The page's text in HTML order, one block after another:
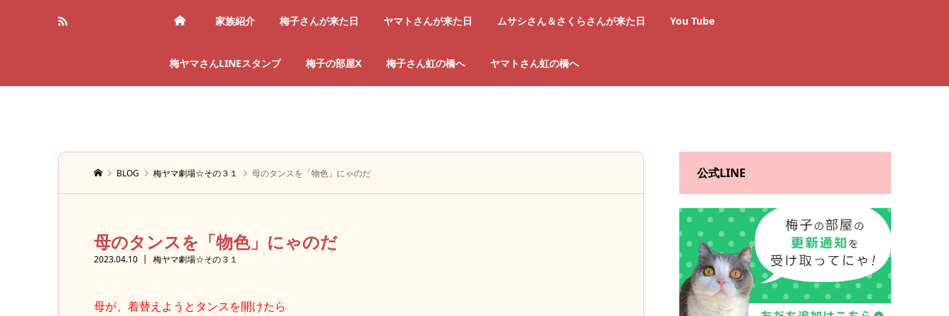
家族紹介 梅子さんが来た日 ヤマトさんが来た日 ムサシさん＆さくらさんが来た日 You Tube
梅ヤマさんLINEスタンプ 梅子の部屋X 梅子さん虹の橋へ ヤマトさん虹の橋へ
BLOG 梅ヤマ劇場☆その３１ 母のタンスを「物色」にゃのだ
母のタンスを「物色」にゃのだ
2023.04.10 梅ヤマ劇場☆その３１
母が、着替えようとタンスを開けたら
公式LINE